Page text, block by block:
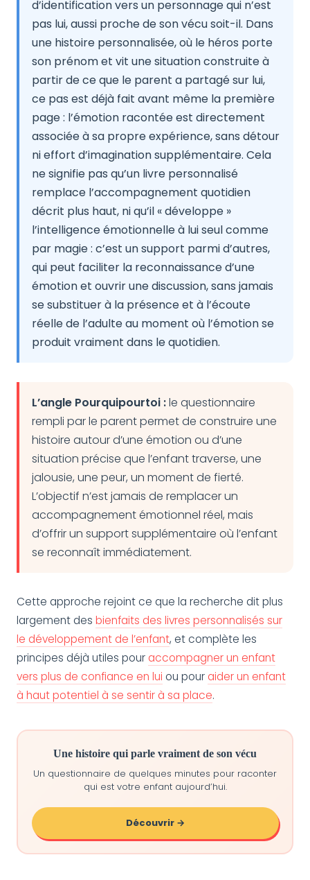
d’identification vers un personnage qui n’est
pas lui, aussi proche de son vécu soit-il. Dans
une histoire personnalisée, où le héros porte
son prénom et vit une situation construite à
partir de ce que le parent a partagé sur lui,
ce pas est déjà fait avant même la première
page : l’émotion racontée est directement
associée à sa propre expérience, sans détour
ni effort d’imagination supplémentaire. Cela
ne signifie pas qu’un livre personnalisé
remplace l’accompagnement quotidien
décrit plus haut, ni qu’il « développe »
l’intelligence émotionnelle à lui seul comme
par magie : c’est un support parmi d’autres,
qui peut faciliter la reconnaissance d’une
émotion et ouvrir une discussion, sans jamais
se substituer à la présence et à l’écoute
réelle de l’adulte au moment où l’émotion se
produit vraiment dans le quotidien.
L’angle Pourquipourtoi :le questionnaire
rempli par le parent permet de construire une
histoire autour d’une émotion ou d’une
situation précise que l’enfant traverse, une
jalousie, une peur, un moment de fierté.
L’objectif n’est jamais de remplacer un
accompagnement émotionnel réel, mais
d’offrir un support supplémentaire où l’enfant
se reconnaît immédiatement.
Cette approche rejoint ce que la recherche dit plus
largement des bienfaits des livres personnalisés sur
le développement de l’enfant, et complète les
principes déjà utiles pour accompagner un enfant
vers plus de confiance en lui ou pour aider un enfant
à haut potentiel à se sentir à sa place.
Une histoire qui parle vraiment de son vécu
Un questionnaire de quelques minutes pour raconter
qui est votre enfant aujourd’hui.
Découvrir →